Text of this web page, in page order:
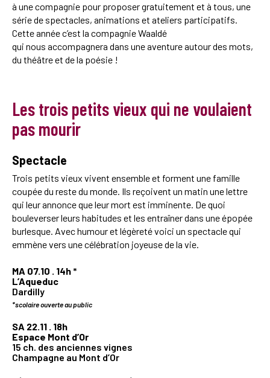
à une compagnie pour proposer gratuitement et à tous, une
série de spectacles, animations et ateliers participatifs.
Cette année c’est la compagnie Waaldé
qui nous accompagnera dans une aventure autour des mots,
du théâtre et de la poésie !
Les trois petits vieux qui ne voulaient
pas mourir
Spectacle
Trois petits vieux vivent ensemble et forment une famille
coupée du reste du monde. Ils reçoivent un matin une lettre
qui leur annonce que leur mort est imminente. De quoi
bouleverser leurs habitudes et les entraîner dans une épopée
burlesque. Avec humour et légèreté voici un spectacle qui
emmène vers une célébration joyeuse de la vie.
MA 07.10 . 14h*
L’Aqueduc
Dardilly
*scolaire ouverte au public
SA 22.11 . 18h
Espace Mont d’Or
15 ch. des anciennes vignes
Champagne au Mont d’Or